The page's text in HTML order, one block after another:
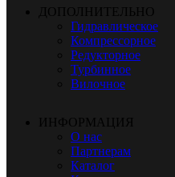
ДОПОЛНИТЕЛЬНО
Гидравлическое
Компрессорное
Редукторное
Турбинное
Вилочное
ИНФОРМАЦИЯ
О нас
Партнерам
Каталог